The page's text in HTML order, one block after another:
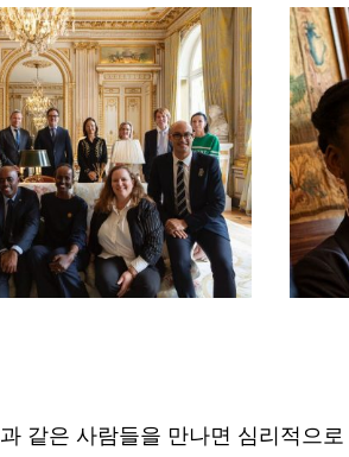
같은 사람들을 만나면 심리적으